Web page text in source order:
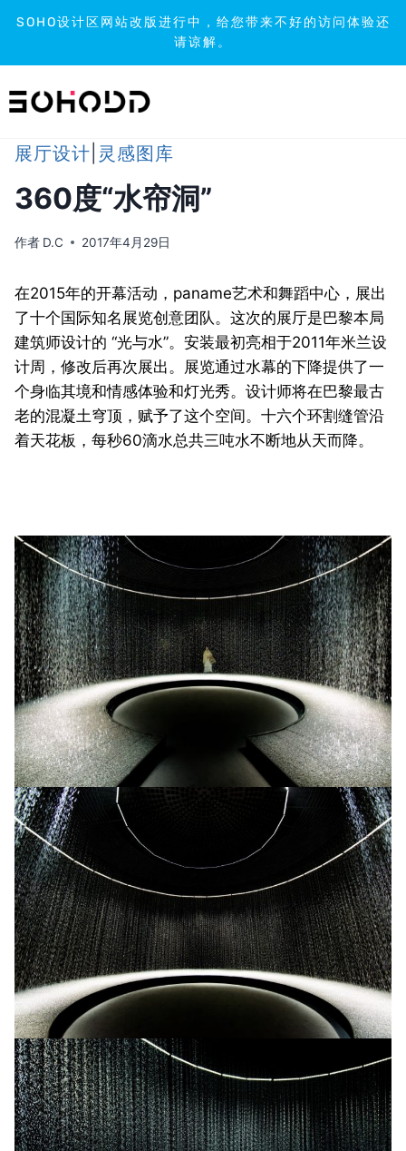
SOHO设计区网站改版进行中，给您带来不好的访问体验还
请谅解。
到
展厅设计 灵感图库
360度“水帘洞”
作者 D.C 2017年4月29日
在2015年的开幕活动，paname艺术和舞蹈中心，展出
了十个国际知名展览创意团队。这次的展厅是巴黎本局
建筑师设计的 “光与水”。安装最初亮相于2011年米兰设
计周，修改后再次展出。展览通过水幕的下降提供了一
个身临其境和情感体验和灯光秀。设计师将在巴黎最古
老的混凝土穹顶，赋予了这个空间。十六个环割缝管沿
着天花板，每秒60滴水总共三吨水不断地从天而降。